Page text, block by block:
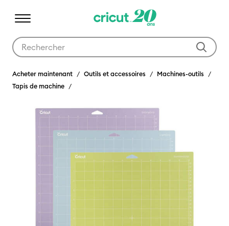
Acheter maintenant Outils et accessoires
Machines-outils
Tapis de machine